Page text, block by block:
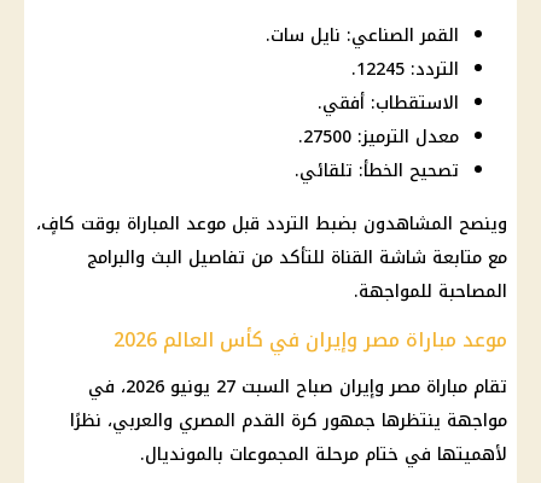
القمر الصناعي: نايل سات.
التردد: 12245.
الاستقطاب: أفقي.
معدل الترميز: 27500.
تصحيح الخطأ: تلقائي.
وينصح المشاهدون بضبط التردد قبل موعد المباراة بوقت كافٍ،
مع متابعة شاشة القناة للتأكد من تفاصيل البث والبرامج
المصاحبة للمواجهة.
موعد مباراة مصر وإيران في كأس العالم 2026
تقام مباراة مصر وإيران صباح السبت 27 يونيو 2026، في
مواجهة ينتظرها جمهور كرة القدم المصري والعربي، نظرًا
لأهميتها في ختام مرحلة المجموعات بالمونديال.